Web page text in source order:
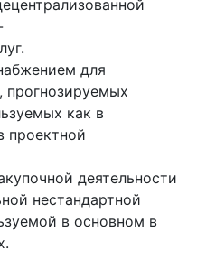
для
прогнозируемых
как в
проектной
деятельности
нестандартной
в основном в